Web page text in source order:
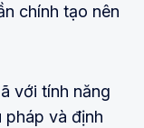
chính tạo nên
với tính năng
và định